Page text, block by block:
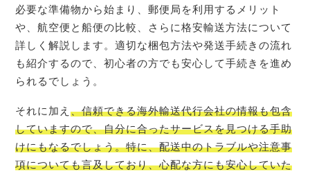
必要な準備物から始まり、郵便局を利用するメリット
や、航空便と船便の比較、さらに格安輸送方法について
詳しく解説します。適切な梱包方法や発送手続きの流れ
も紹介するので、初心者の方でも安心して手続きを進め
られるでしょう。
それに加え、信頼できる海外輸送代行会社の情報も包含
していますので、自分に合ったサービスを見つける手助
けにもなるでしょう。特に、配送中のトラブルや注意事
項についても言及しており、心配な方にも安心していた